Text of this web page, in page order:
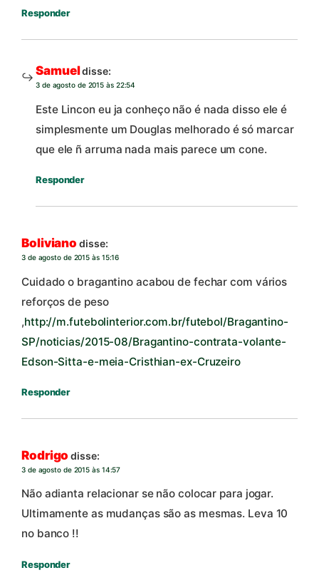
Responder
Samueldisse:
3 de agosto de 2015 às 22:54
Este Lincon eu ja conheço não é nada disso ele é
simplesmente um Douglas melhorado é só marcar
que ele ñ arruma nada mais parece um cone.
Responder
Boliviano disse:
3 de agosto de 2015 às 15:16
Cuidado o bragantino acabou de fechar com vários
reforços de peso
,http://m.futebolinterior.com.br/futebol/Bragantino-
SP/noticias/2015-08/Bragantino-contrata-volante-
Edson-Sitta-e-meia-Cristhian-ex-Cruzeiro
Responder
Rodrigo disse:
3 de agosto de 2015 às 14:57
Não adianta relacionar se não colocar para jogar.
Ultimamente as mudanças são as mesmas. Leva 10
no banco !!
Responder